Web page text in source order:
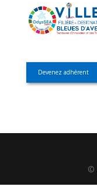
Devenez adhérent
©